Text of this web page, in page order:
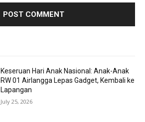
Keseruan Hari Anak Nasional: Anak-Anak
RW 01 Airlangga Lepas Gadget, Kembali ke
Lapangan
July 25, 2026